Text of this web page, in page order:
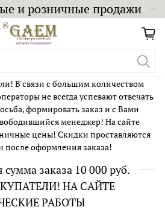
и розничные продажи
В связи с большим количеством
не всегда успевают отвечать
формировать заказ и с Вами
менеджер! На сайте
цены! Скидки проставляются
после оформления заказа!
заказа 10 000 руб.
НА САЙТЕ
РАБОТЫ